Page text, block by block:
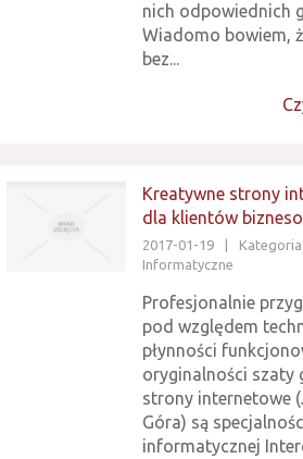
nich odpowiednich
Wiadomo bowiem,
bez...
Kreatywne strony
dla klientów
2017-01-19
Informatyczne
Profesjonalnie
pod względem
płynności
oryginalności szaty
strony internetowe
Góra) są
informatycznej